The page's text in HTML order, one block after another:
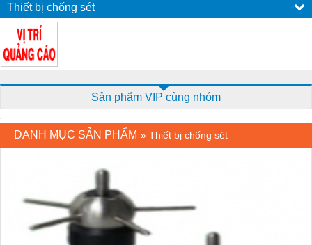
Thiết bị chống sét
Sản phẩm VIP cùng nhóm
DANH MỤC SẢN PHẨM » Thiết bị chống sét